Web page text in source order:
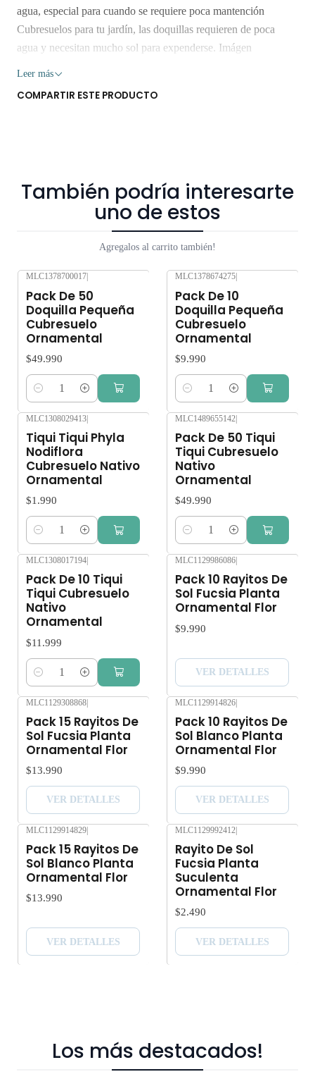
agua, especial para cuando se requiere poca mantención
Cubresuelos para tu jardín, las doquillas requieren de poca
agua y necesitan mucho sol para expenderse. Imágen
Leer más
COMPARTIR ESTE PRODUCTO
También podría interesarte
uno de estos
Agregalos al carrito también!
MLC1378700017
Pack De 50
Doquilla Pequeña
Cubresuelo
Ornamental
$49.990
Cantidad
MLC1378674275
Pack De 10
Doquilla Pequeña
Cubresuelo
Ornamental
$9.990
Cantidad
MLC1308029413|
Tiqui Tiqui Phyla
Nodiflora
Cubresuelo Nativo
Ornamental
$1.990
Cantidad
MLC1489655142|
Pack De 50 Tiqui
Tiqui Cubresuelo
Nativo
Ornamental
$49.990
Cantidad
MLC1308017194
Pack De 10 Tiqui
Tiqui Cubresuelo
Nativo
Ornamental
$11.999
Cantidad
MLC1129986086
Pack 10 Rayitos De
Sol Fucsia Planta
Ornamental Flor
$9.990
VER DETALLES
MLC1129308868|
Pack 15 Rayitos De
Sol Fucsia Planta
Ornamental Flor
$13.990
VER DETALLES
MLC1129914826|
Pack 10 Rayitos De
Sol Blanco Planta
Ornamental Flor
$9.990
VER DETALLES
MLC1129914829
Pack 15 Rayitos De
Sol Blanco Planta
Ornamental Flor
$13.990
VER DETALLES
MLC1129992412
Rayito De Sol
Fucsia Planta
Suculenta
Ornamental Flor
$2.490
VER DETALLES
Los más destacados!